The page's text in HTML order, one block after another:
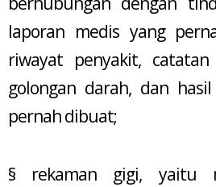
laporan medis yang
riwayat penyakit,
golongan darah, dan
pernah dibuat;
§ rekaman gigi, yaitu